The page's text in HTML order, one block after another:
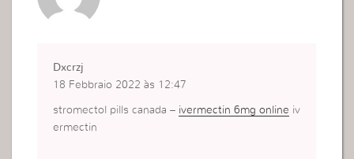
Dxcrzj
18 Febbraio 2022 às 12:47
stromectol pills canada – ivermectin 6mg online iv
ermectin